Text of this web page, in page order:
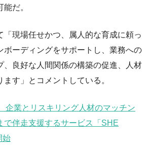
だ。
「現場任せかつ、属人的な育成に頼っ
ボーディングをサポートし、業務への
、良好な人間関係の構築の促進、人材
す」とコメントしている。
企業とリスキリング人材のマッチン
で伴走支援するサービス「SHE
始